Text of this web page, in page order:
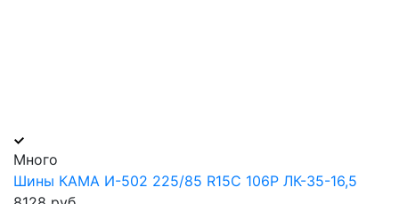
Много
Шины КАМА И-502 225/85 R15C 106P ЛК-35-16,5